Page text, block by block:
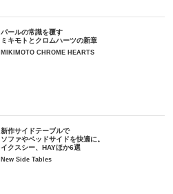
パールの常識を覆す
ミキモトとクロムハーツの新章
MIKIMOTO CHROME HEARTS
新作サイドテーブルで
ソファやベッドサイドを快適に。
イクスシー、HAYほか6選
New Side Tables